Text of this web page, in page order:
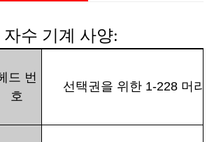
수 기계 사양:
드 번
호
선택권을 위한 1-228 머리